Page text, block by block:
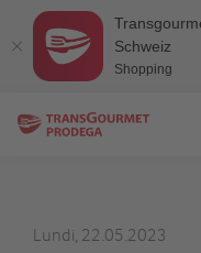
Schweiz
Shopping
Lundi, 22.05.2023